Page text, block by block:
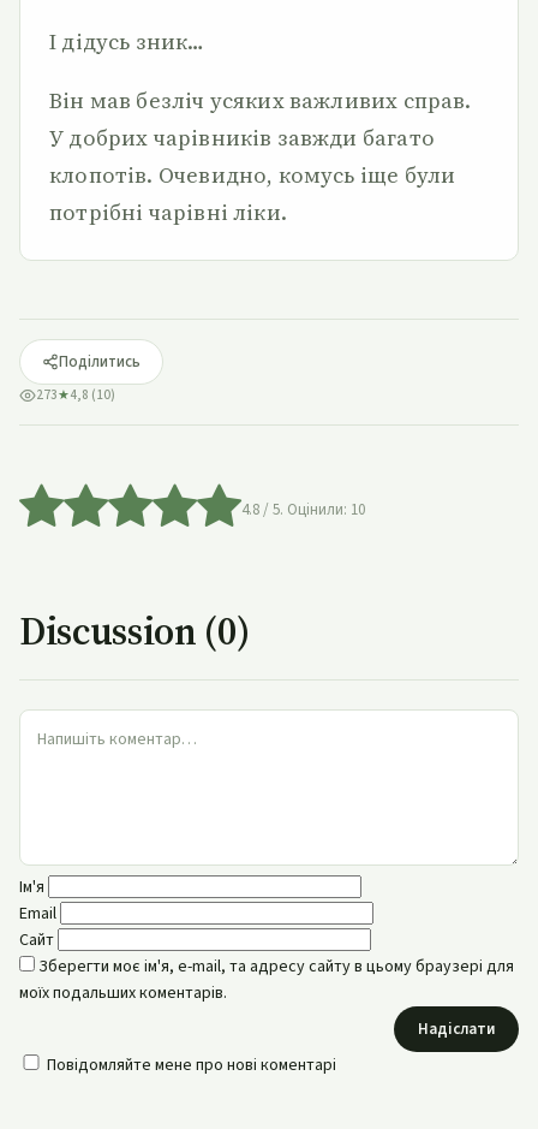
І дідусь зник…
Він мав безліч усяких важливих справ.
У добрих чарівників завжди багато
клопотів. Очевидно, комусь іще були
потрібні чарівні ліки.
Поділитись
273★4,8 (10)
4.8/ 5. Оцінили: 10
Discussion (0)
Ім'я
Email
Сайт
Зберегти моє ім'я, e-mail, та адресу сайту в цьому браузері для
моїх подальших коментарів.
Надіслати
Повідомляйте мене про нові коментарі